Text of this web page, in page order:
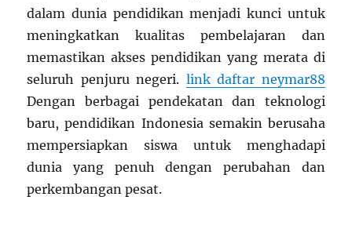
dalam dunia pendidikan menjadi kunci untuk
meningkatkan kualitas pembelajaran dan
memastikan akses pendidikan yang merata di
seluruh penjuru negeri. link daftar neymar88
Dengan berbagai pendekatan dan teknologi
baru, pendidikan Indonesia semakin berusaha
mempersiapkan siswa untuk menghadapi
dunia yang penuh dengan perubahan dan
perkembangan pesat.